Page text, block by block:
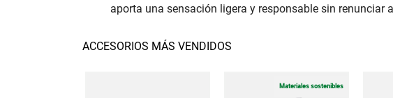
aporta una sensación ligera y responsable sin renunciar
ACCESORIOS MÁS VENDIDOS
Materiales sostenibles